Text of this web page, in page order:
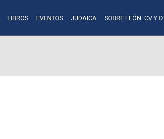
LIBROS EVENTOS JUDAICA SOBRE LEÓN: CV Y